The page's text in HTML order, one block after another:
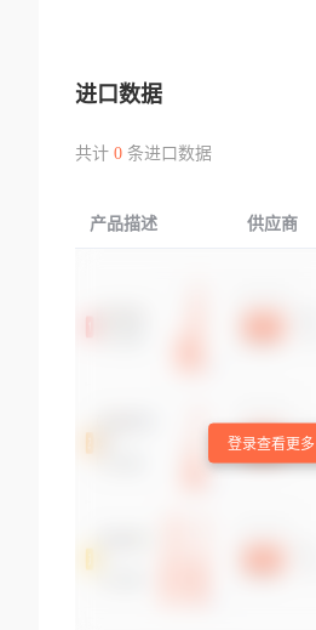
进口数据
共计 0条进口数据
产品描述 供应商
登录查看更多